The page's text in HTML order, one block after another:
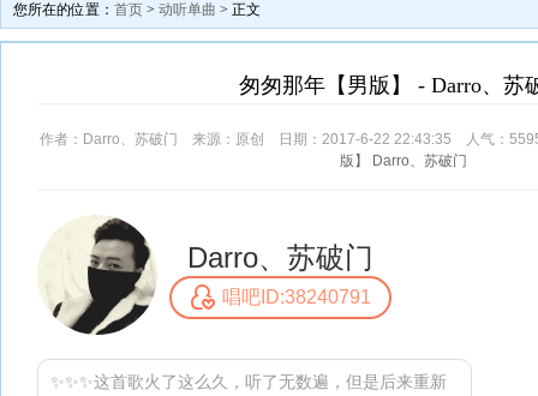
您所在的位置： 首页 > 动听单曲 > 正文
匆匆那年【男版】 - Darro、苏
作者：Darro、苏破门 来源：原创 日期：2017-6-22 22:43:35 人气：
版】
Darro、苏破门
Darro、苏破门
唱吧ID:38240791
✨✨✨这首歌火了这么久，听了无数遍，但是后来重新